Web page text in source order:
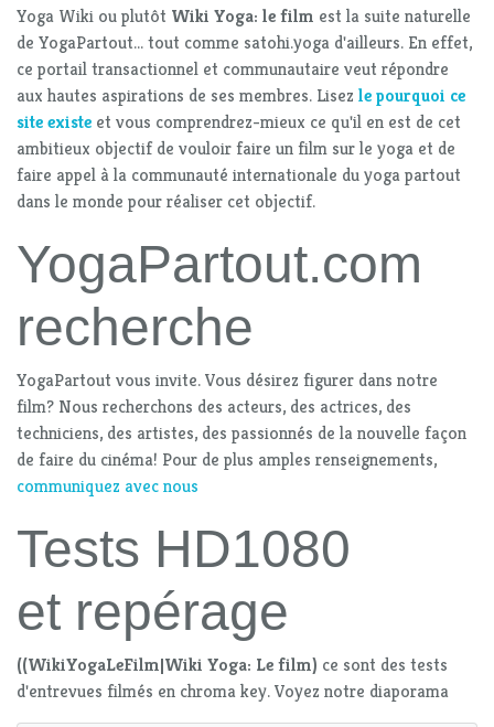
Yoga Wiki ou plutôt Wiki Yoga: le film est la suite naturelle
de YogaPartout... tout comme satohi.yoga d'ailleurs. En effet,
ce portail transactionnel et communautaire veut répondre
aux hautes aspirations de ses membres. Lisez le pourquoi ce
site existe et vous comprendrez-mieux ce qu'il en est de cet
ambitieux objectif de vouloir faire un film sur le yoga et de
faire appel à la communauté internationale du yoga partout
dans le monde pour réaliser cet objectif.
YogaPartout.com
recherche
YogaPartout vous invite. Vous désirez figurer dans notre
film? Nous recherchons des acteurs, des actrices, des
techniciens, des artistes, des passionnés de la nouvelle façon
de faire du cinéma! Pour de plus amples renseignements,
communiquez avec nous
Tests HD1080
et repérage
((WikiYogaLeFilm|Wiki Yoga: Le film) ce sont des tests
d'entrevues filmés en chroma key. Voyez notre diaporama